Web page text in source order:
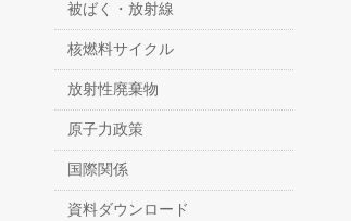
被ばく・放射線
核燃料サイクル
放射性廃棄物
原子力政策
国際関係
資料ダウンロード